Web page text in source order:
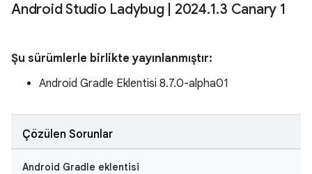
Android Studio Ladybug 2024.1.3 Canary 1
Şu sürümlerle birlikte yayınlanmıştır:
Android Gradle Eklentisi 8.7.0-alpha01
Çözülen Sorunlar
Android Gradle eklentisi